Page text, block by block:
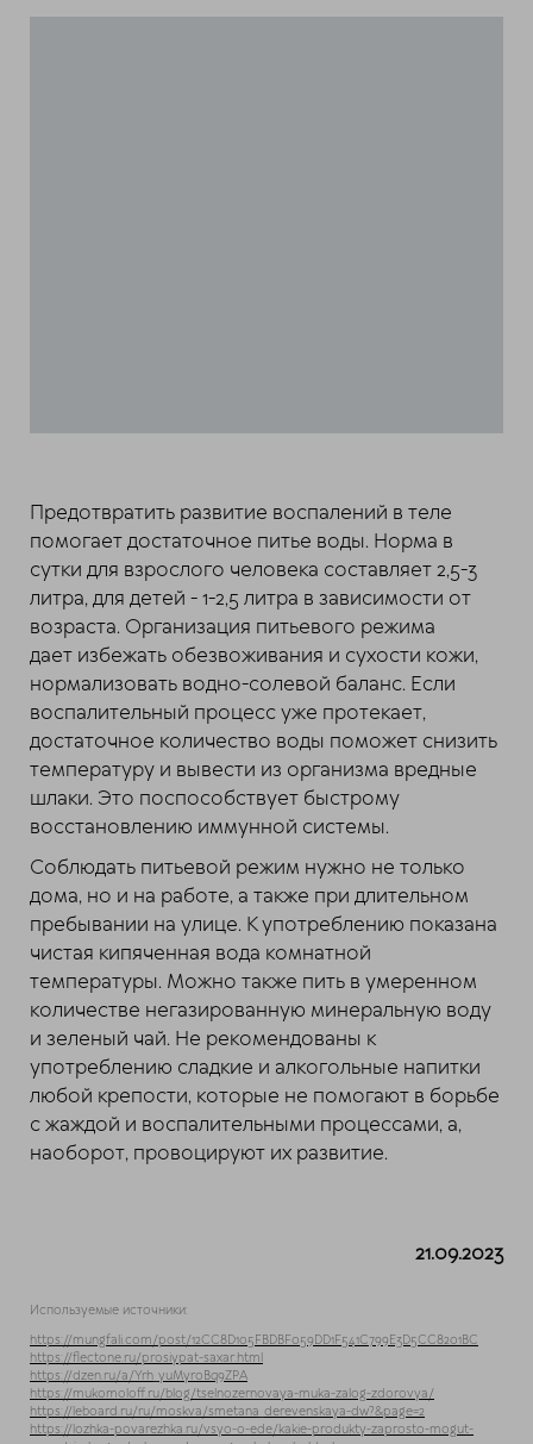
Предотвратить развитие воспалений в теле
помогает достаточное питье воды. Норма в
сутки для взрослого человека составляет 2,5-3
литра, для детей - 1-2,5 литра в зависимости от
возраста. Организация питьевого режима
дает избежать обезвоживания и сухости кожи,
нормализовать водно-солевой баланс. Если
воспалительный процесс уже протекает,
достаточное количество воды поможет снизить
температуру и вывести из организма вредные
шлаки. Это поспособствует быстрому
восстановлению иммунной системы.
Соблюдать питьевой режим нужно не только
дома, но и на работе, а также при длительном
пребывании на улице. К употреблению показана
чистая кипяченная вода комнатной
температуры. Можно также пить в умеренном
количестве негазированную минеральную воду
и зеленый чай. Не рекомендованы к
употреблению сладкие и алкогольные напитки
любой крепости, которые не помогают в борьбе
с жаждой и воспалительными процессами, а,
наоборот, провоцируют их развитие.
21.09.2023
Используемые источники:
https://mungfali.com/post/12CC8D105FBDBF059DD1F541C799E3D5CC8201BC
https://flectone.ru/prosiypat-saxar.html
https://dzen.ru/a/Yrh_yuMyr0Bq9ZPA
https://mukomoloff.ru/blog/tselnozernovaya-muka-zalog-zdorovya/
https://leboard.ru/ru/moskva/smetana_derevenskaya-dw?&page=2
https://lozhka-povarezhka.ru/vsyo-o-ede/kakie-produkty-zaprosto-mogut-